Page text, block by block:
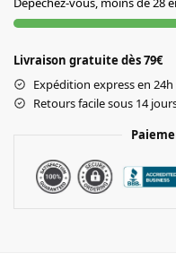
Livraison gratuite dès 79€
Expédition express en 24h
Retours facile sous 14